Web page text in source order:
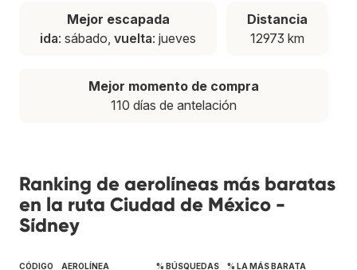
Mejor escapada
ida: sábado, vuelta: jueves
Distancia
12973 km
Mejor momento de compra
110 días de antelación
Ranking de aerolíneas más baratas
en la ruta Ciudad de México -
Sídney
CÓDIGO AEROLÍNEA % BÚSQUEDAS % LA MÁS BARATA